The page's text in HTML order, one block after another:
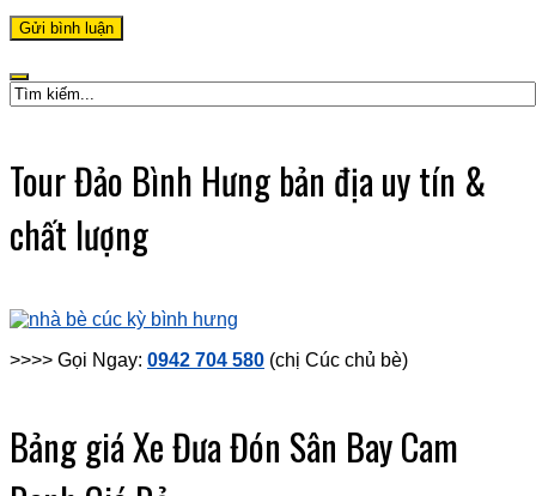
Tour Đảo Bình Hưng bản địa uy tín &
chất lượng
>>>> Gọi Ngay: 0942 704 580 (chị Cúc chủ bè)
Bảng giá Xe Đưa Đón Sân Bay Cam